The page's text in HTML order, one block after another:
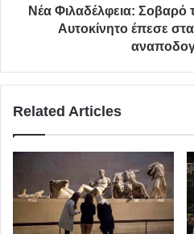
Νέα Φιλαδέλφεια: Σοβαρό
Αυτοκίνητο έπεσε
Related Articles